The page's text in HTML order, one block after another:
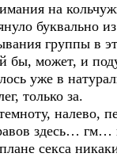
на
буквально
группы в
бы, может, и
уже в
только за.
налево,
здесь… гм…
секса